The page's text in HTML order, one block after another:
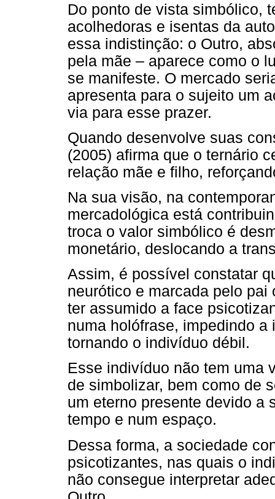
Do ponto de vista simbólico,
acolhedoras e isentas da
essa indistinção: o Outro,
pela mãe – aparece como o
se manifeste. O mercado
apresenta para o sujeito um
via para esse prazer.
Quando desenvolve suas
(2005) afirma que o ternário
relação mãe e filho,
Na sua visão, na
mercadológica está
troca o valor simbólico é
monetário, deslocando a
Assim, é possível constatar
neurótico e marcada pelo
ter assumido a face
numa holófrase, impedindo
tornando o indivíduo débil.
Esse indivíduo não tem uma
de simbolizar, bem como de
um eterno presente devido a
tempo e num espaço.
Dessa forma, a sociedade
psicotizantes, nas quais o
não consegue interpretar